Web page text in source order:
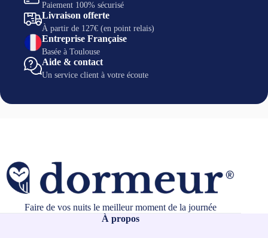
Paiement 100% sécurisé
Livraison offerte
À partir de 127€ (en point relais)
Entreprise Française
Basée à Toulouse
Aide & contact
Un service client à votre écoute
Faire de vos nuits le meilleur moment de la journée
À propos